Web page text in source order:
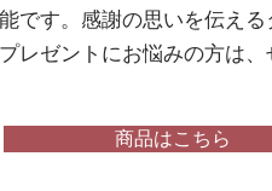
です。感謝の思いを伝え
レゼントにお悩みの方は
商品はこちら